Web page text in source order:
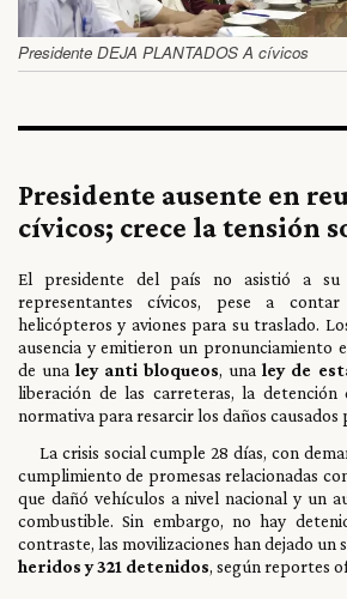
Presidente DEJA PLANTADOS A cívicos
Presidente ausente en
cívicos; crece la tensión
El presidente del país no asistió a su
representantes cívicos, pese a
helicópteros y aviones para su traslado.
ausencia y emitieron un pronunciamiento
de una ley anti bloqueos, una ley de
liberación de las carreteras, la detención
normativa para resarcir los daños causados
La crisis social cumple 28 días, con
cumplimiento de promesas relacionadas
que dañó vehículos a nivel nacional y un
combustible. Sin embargo, no hay
contraste, las movilizaciones han dejado un
heridos y 321 detenidos, según reportes